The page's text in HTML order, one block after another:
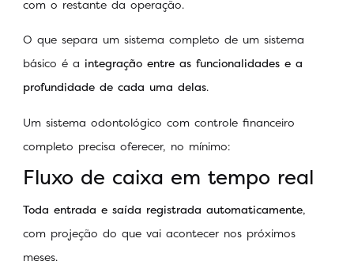
com o restante da operação.
O que separa um sistema completo de um sistema
básico é a integração entre as funcionalidades e a
profundidade de cada uma delas.
Um sistema odontológico com controle financeiro
completo precisa oferecer, no mínimo:
Fluxo de caixa em tempo real
Toda entrada e saída registrada automaticamente,
com projeção do que vai acontecer nos próximos
meses.